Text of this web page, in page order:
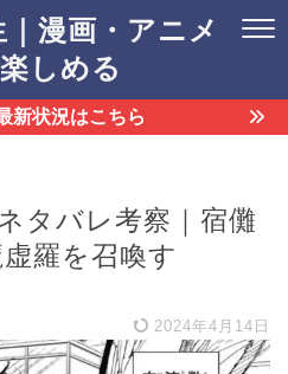
漫画・アニメ
しめる
新状況はこちら
タバレ考察｜宿儺
羅を召喚す
2024年4月14日